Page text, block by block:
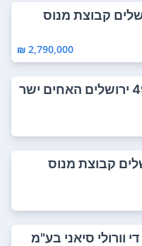
2,790,000 ₪
הרב הרצוג 49 ירושלים האחים ישר
וורולי סיאני בע"מ